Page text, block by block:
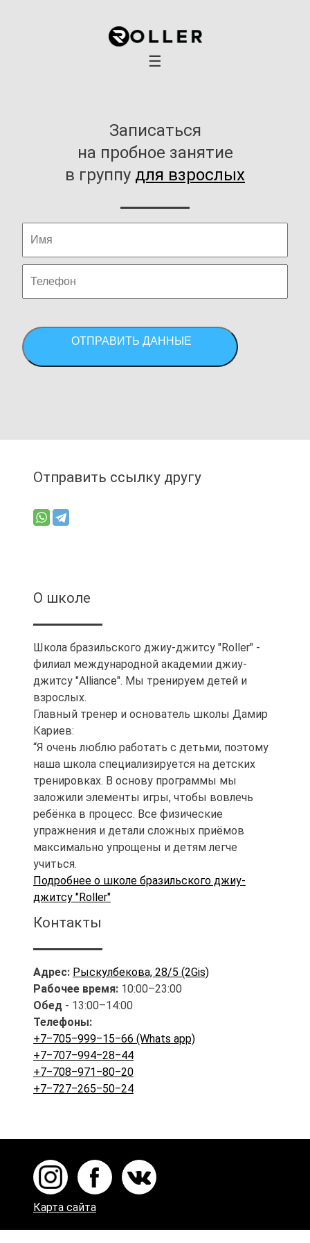
☰
Детская группа
Стоимость занятий
Расписание занятий
Школа
Контакты и адрес
Записаться
на пробное занятие
в группу для взрослых
ОТПРАВИТЬ ДАННЫЕ
Отправить ссылку другу
О школе
Школа бразильского джиу-джитсу "Roller" -
филиал международной академии джиу-
джитсу "Alliance". Мы тренируем детей и
взрослых.
Главный тренер и основатель школы Дамир
Кариев:
“Я очень люблю работать с детьми, поэтому
наша школа специализируется на детских
тренировках. В основу программы мы
заложили элементы игры, чтобы вовлечь
ребёнка в процесс. Все физические
упражнения и детали сложных приёмов
максимально упрощены и детям легче
учиться.
Подробнее о школе бразильского джиу-
джитсу "Roller"
Контакты
Адрес: Рыскулбекова, 28/5 (2Gis)
Рабочее время: 10:00–23:00
Обед - 13:00–14:00
Телефоны:
+7‒705‒999‒15‒66 (Whats app)
+7‒707‒994‒28‒44
+7‒708‒971‒80‒20
+7‒727‒265‒50‒24
Карта сайта